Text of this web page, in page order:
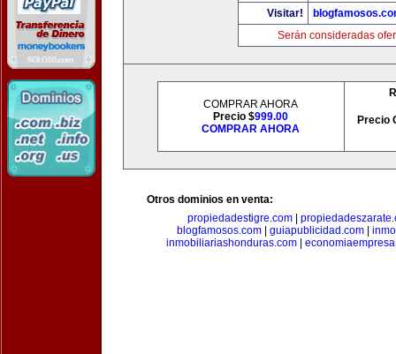
Visitar!
Serán consideradas
COMPRAR AHORA
Precio $999.00
COMPRAR AHORA
Precio
Otros dominios en venta:
propiedadestigre.com
blogfamosos.com
guiapublicidad.com
inmobiliariashonduras.com